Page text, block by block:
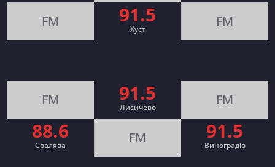
FM 91.5
Хуст FM
FM 91.5
Лисичево FM
88.6
Свалява FM 91.5
Виноградів